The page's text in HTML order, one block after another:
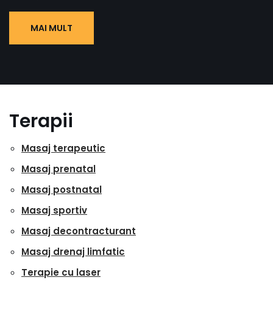
MAI MULT
Terapii
Masaj terapeutic
Masaj prenatal
Masaj postnatal
Masaj sportiv
Masaj decontracturant
Masaj drenaj limfatic
Terapie cu laser